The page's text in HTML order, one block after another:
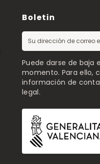
Boletin
Puede darse de baja
momento. Para ello,
información de
legal.